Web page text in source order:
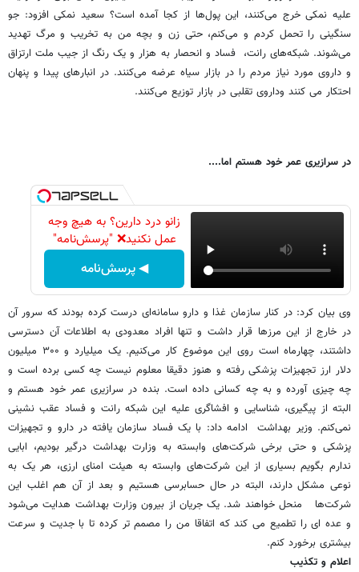
علیه نمکی خرج می‌کنند، این پول‌ها از کجا آمده است؟ سعید نمکی افزود: جو
سنگینی را تحمل کردم و می‌کنم، حتی زن و بچه من به تخریب و مرگ تهدید
می‌شوند. شبکه‌های رانت، فساد و انحصار به هزار و یک رنگ از جیب ملت ارتزاق
و داروی مورد نیاز مردم را در بازار سیاه عرضه می‌کنند. در انبارهای پیدا و پنهان
احتکار می کنند وداروی تقلبی در بازار توزیع می‌کنند.
در سرازیری عمر خود هستم اما....
زانو درد دارین؟ به هیچ وجه
عمل نکنید❌ "پرسش‌نامه"
◀ پرسش‌نامه
وی بیان کرد: در کنار سازمان غذا و دارو سامانه‌ای درست کرده بودند که سرور آن
در خارج از این مرزها قرار داشت و تنها افراد معدودی به اطلاعات آن دسترسی
داشتند، چهارماه است روی این موضوع کار می‌کنیم. یک میلیارد و ۳۰۰ میلیون
دلار ارز تجهیزات پزشکی رفته و هنوز دقیقا معلوم نیست چه کسی برده است و
چه چیزی آورده و به چه کسانی داده است. بنده در سرازیری عمر خود هستم و
البته از پیگیری، شناسایی و افشاگری علیه این شبکه رانت و فساد عقب نشینی
نمی‌کنم. وزیر بهداشت ادامه داد: با یک فساد سازمان یافته در دارو و تجهیزات
پزشکی و حتی برخی شرکت‌های وابسته به وزارت بهداشت درگیر بودیم، ابایی
ندارم بگویم بسیاری از این شرکت‌های وابسته به هیئت امنای ارزی، هر یک به
نوعی مشکل دارند، البته در حال حسابرسی هستیم و بعد از آن هم اغلب این
شرکت‌ها منحل خواهند شد. یک جریان از بیرون وزارت بهداشت هدایت می‌شود
و عده ای را تطمیع می کند که اتفاقا من را مصمم تر کرده تا با جدیت و سرعت
بیشتری برخورد کنم.
اعلام و تکذیب